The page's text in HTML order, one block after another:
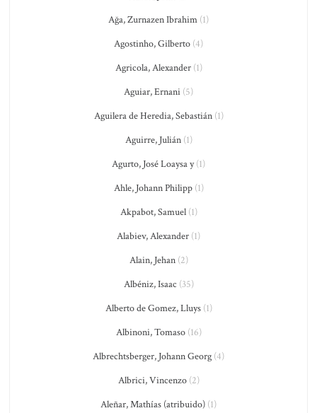
Ağa, Zurnazen Ibrahim (1)
Agostinho, Gilberto (4)
Agricola, Alexander(1)
Aguiar, Ernani (5)
Aguilera de Heredia, Sebastián(1)
Aguirre, Julián(1)
Agurto, José Loaysa y(1)
Ahle, Johann Philipp(1)
Akpabot, Samuel(1)
Alabiev, Alexander (1)
Alain, Jehan(2)
Albéniz, Isaac (35)
Alberto de Gomez, Lluys(1)
Albinoni, Tomaso(16)
Albrechtsberger, Johann Georg (4)
Albrici, Vincenzo(2)
Aleñar, Mathías (atribuido) (1)